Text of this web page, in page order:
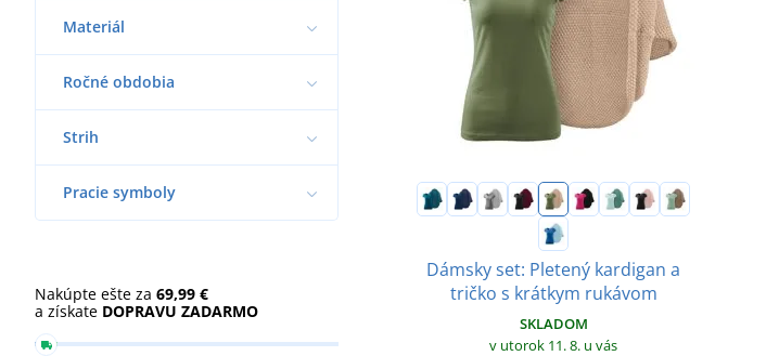
Materiál
Ročné obdobia
Strih
Pracie symboly
Nakúpte ešte za 69,99 €
a získate DOPRAVU ZADARMO
Dámsky set: Pletený kardigan a
tričko s krátkym rukávom
SKLADOM
v utorok 11. 8. u vás